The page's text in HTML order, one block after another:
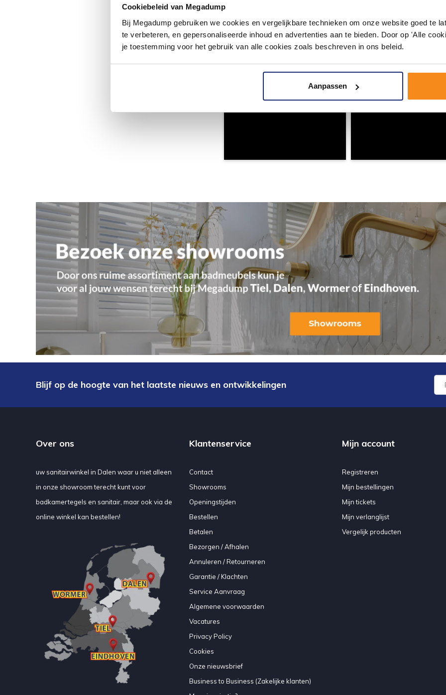
Cookiebeleid van Megadump
Bij Megadump gebruiken we cookies en vergelijkbare technieken om onze website goed te
te verbeteren, en gepersonaliseerde inhoud en advertenties aan te bieden. Door op 'Alle
je toestemming voor het gebruik van alle cookies zoals beschreven in ons beleid.
Aanpassen
Wij geloven in de kracht van delen. Deel jouw badkamer op
Samen bouwen we een inspirerende omgeving vol
Blijf op de hoogte van het laatste nieuws en ontwikkelingen
Over ons
uw sanitairwinkel in Dalen waar u niet alleen
in onze showroom terecht kunt voor
badkamertegels en sanitair, maar ook via de
online winkel kan bestellen!
Klantenservice
Contact
Showrooms
Openingstijden
Bestellen
Betalen
Bezorgen / Afhalen
Annuleren / Retourneren
Garantie / Klachten
Service Aanvraag
Algemene voorwaarden
Vacatures
Privacy Policy
Cookies
Onze nieuwsbrief
Business to Business (Zakelijke klanten)
Mijn account
Registreren
Mijn bestellingen
Mijn tickets
Mijn verlanglijst
Vergelijk producten